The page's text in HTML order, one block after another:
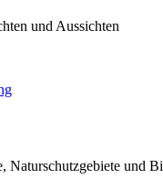
und Aussichten
Naturschutzgebiete und